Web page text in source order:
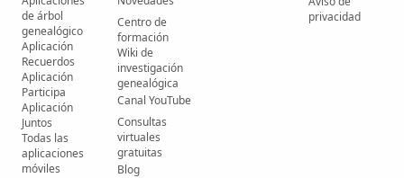
de árbol
genealógico
Aplicación
Recuerdos
Aplicación
Participa
Aplicación
Juntos
Todas las
aplicaciones
móviles
Centro de
formación
Wiki de
investigación
genealógica
Canal YouTube
Consultas
virtuales
gratuitas
Blog
privacidad